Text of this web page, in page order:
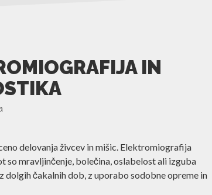
IN
delovanja živcev in mišic. Elektromiografija
so mravljinčenje, bolečina, oslabelost ali izguba
čakalnih dob, z uporabo sodobne opreme in